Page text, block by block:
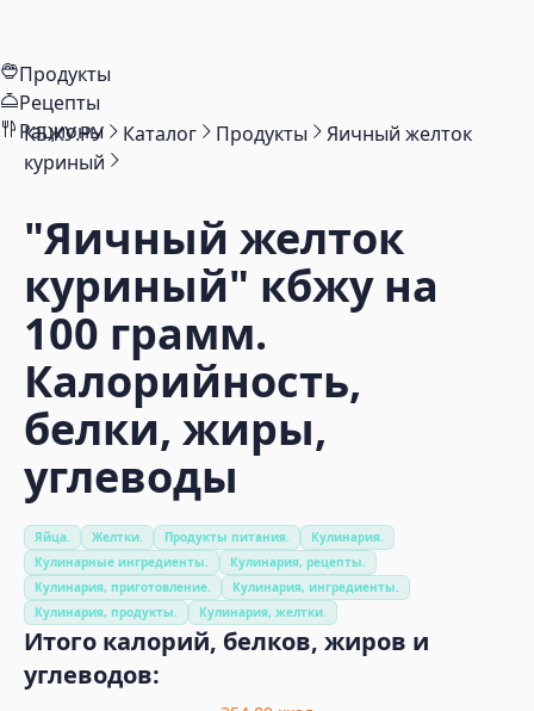
Продукты
Рецепты
Рационы
КБЖУ.РУ Каталог Продукты
Яичный желток
куриный
"Яичный желток
куриный" кбжу на
100 грамм.
Калорийность,
белки, жиры,
углеводы
Яйца. Желтки. Продукты питания.
Кулинария.
Кулинарные ингредиенты.
Кулинария, рецепты.
Кулинария, приготовление.
Кулинария, ингредиенты.
Кулинария, продукты.
Кулинария, желтки.
Итого калорий, белков, жиров и
углеводов: